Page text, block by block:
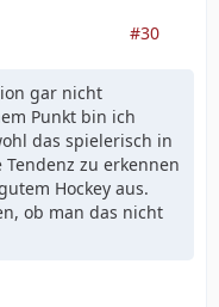
#30
gar nicht
Punkt bin ich
das spielerisch in
zu erkennen
Hockey aus.
ob man das nicht